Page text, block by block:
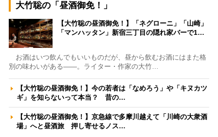
大竹聡の「昼酒御免！」
【大竹聡の昼酒御免！】「ネグローニ」「山崎」
「マンハッタン」新宿三丁目の隠れ家バーで1…
お酒はいつ飲んでもいいものだが、昼から飲むお酒にはまた格
別の味わいがある――。ライター・作家の大竹…
【大竹聡の昼酒御免！】今の若者は「なめろう」や「キヌカツ
ギ」を知らないって本当？ 昔の…
【大竹聡の昼酒御免！】京急線で多摩川越えて「川崎の大衆酒
場」へと昼酒旅 押し寄せるノス…